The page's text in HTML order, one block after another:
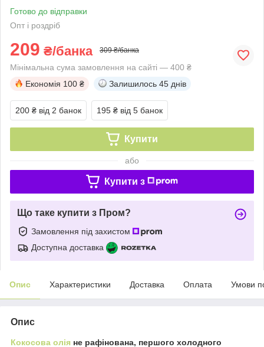
Готово до відправки
Опт і роздріб
209 ₴/банка 309 ₴/банка
Мінімальна сума замовлення на сайті — 400 ₴
Економія 100 ₴ Залишилось 45 днів
200 ₴ від 2 банок 195 ₴ від 5 банок
Купити
або
Купити з
Що таке купити з Пром?
Замовлення під захистом
Доступна доставка
Опис Характеристики Доставка Оплата Умови
Опис
Кокосова олія не рафінована, першого холодного